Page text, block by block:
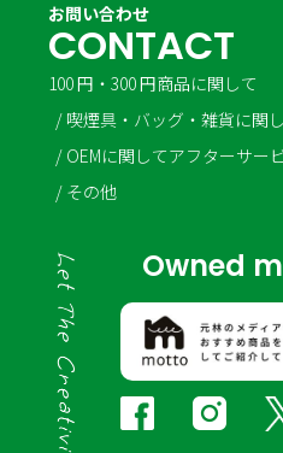
お問い合わせ
CONTACT
100 円・300 円商品に関して
喫煙具・バッグ・雑貨に関
OEMに関してアフターサー
その他
Owned